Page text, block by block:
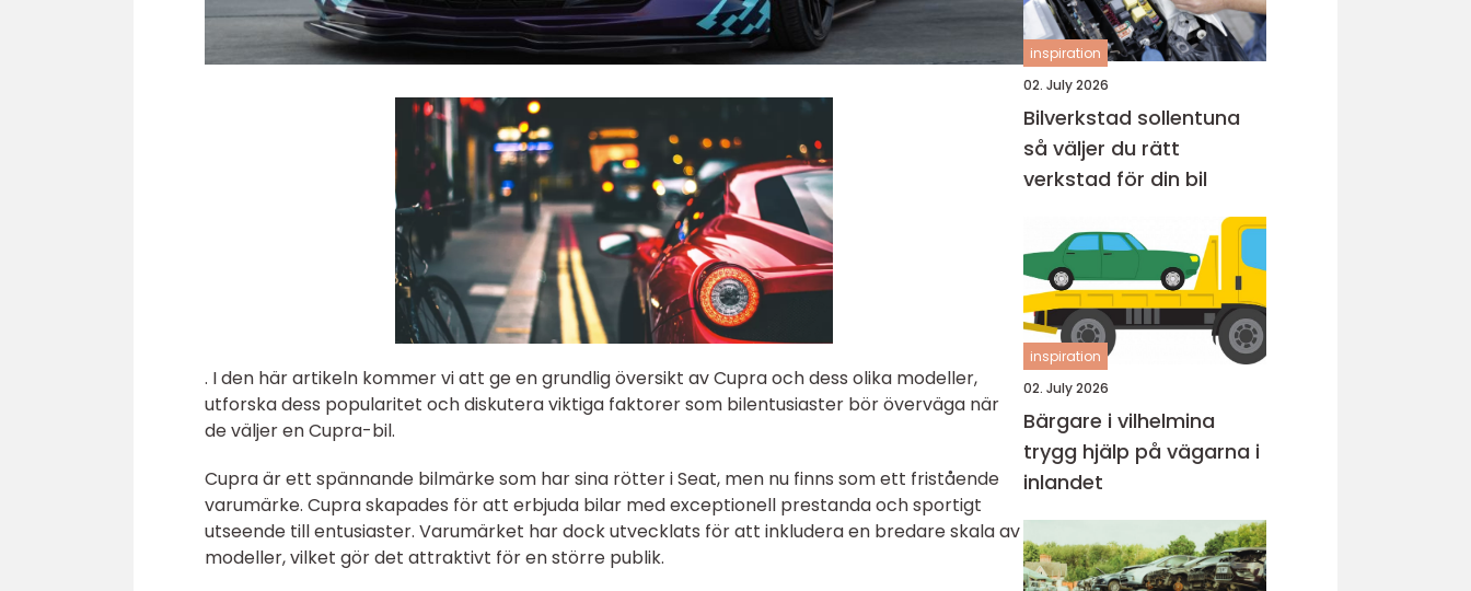
. I den här artikeln kommer vi att ge en grundlig översikt av Cupra och dess olika modeller,
utforska dess popularitet och diskutera viktiga faktorer som bilentusiaster bör överväga när
de väljer en Cupra-bil.
Cupra är ett spännande bilmärke som har sina rötter i Seat, men nu finns som ett fristående
varumärke. Cupra skapades för att erbjuda bilar med exceptionell prestanda och sportigt
utseende till entusiaster. Varumärket har dock utvecklats för att inkludera en bredare skala av
modeller, vilket gör det attraktivt för en större publik.
inspiration
02. July 2026
Bilverkstad sollentuna
så väljer du rätt
verkstad för din bil
inspiration
02. July 2026
Bärgare i vilhelmina
trygg hjälp på vägarna i
inlandet